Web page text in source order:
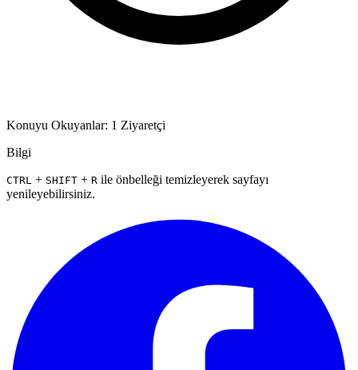
Konuyu Okuyanlar: 1 Ziyaretçi
Bilgi
CTRL + SHIFT + R ile önbelleği temizleyerek sayfayı
yenileyebilirsiniz.